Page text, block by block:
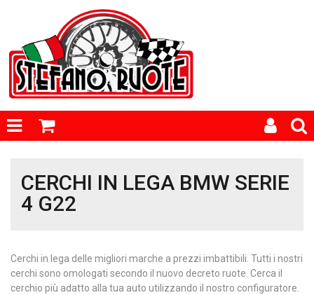
CERCHI IN LEGA BMW SERIE
4 G22
Cerchi in lega delle migliori marche a prezzi imbattibili. Tutti i nostri
cerchi sono omologati secondo il nuovo decreto ruote. Cerca il
cerchio più adatto alla tua auto utilizzando il nostro configuratore.